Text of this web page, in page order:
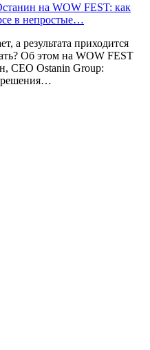
на WOW FEST: как
в непростые…
а результата приходится
Об этом на WOW FEST
CEO Ostanin Group:
решения…